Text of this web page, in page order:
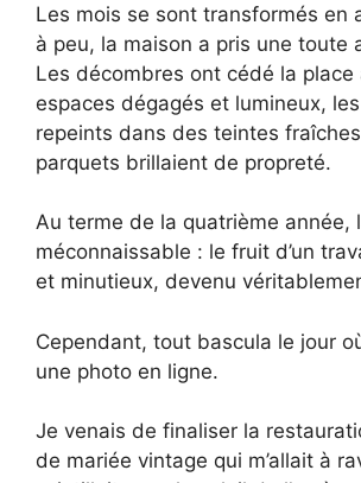
Les mois se sont transformés en
à peu, la maison a pris une toute
Les décombres ont cédé la place
espaces dégagés et lumineux,
repeints dans des teintes
parquets brillaient de propreté.
Au terme de la quatrième année,
méconnaissable : le fruit d’un
et minutieux, devenu
Cependant, tout bascula le jour
une photo en ligne.
Je venais de finaliser la
de mariée vintage qui m’allait à